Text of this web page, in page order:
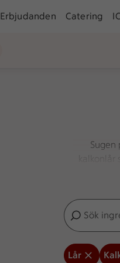
Erbjudanden Catering
Sugen
Sök
Inga förslag
Lår